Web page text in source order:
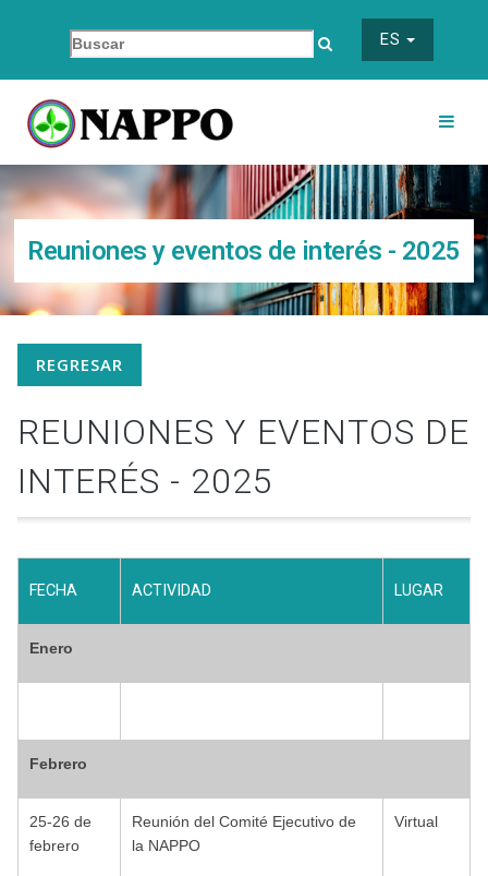
ES
Reuniones y eventos de interés - 2025
REGRESAR
REUNIONES Y EVENTOS DE
INTERÉS - 2025
FECHA ACTIVIDAD LUGAR
Enero
Febrero
25-26 de
febrero
Reunión del Comité Ejecutivo de
la NAPPO
Virtual